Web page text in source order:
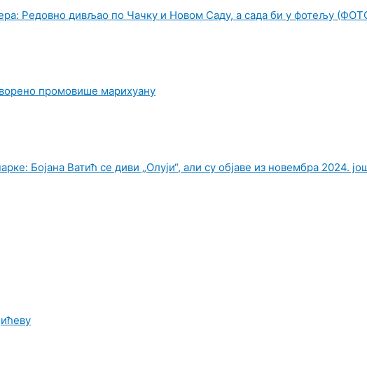
Редовно дивљао по Чачку и Новом Саду, а сада би у фотељу
промовише марихуану
Бојана Ватић се диви „Олуји“, али су објаве из новембра 2024.